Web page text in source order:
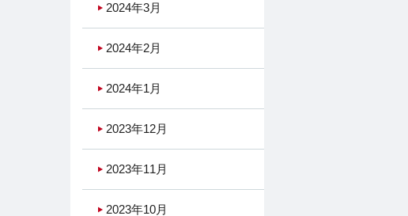
2024年3月
2024年2月
2024年1月
2023年12月
2023年11月
2023年10月